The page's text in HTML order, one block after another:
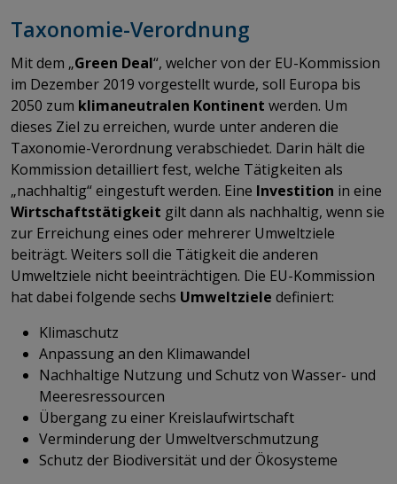
Taxonomie-Verordnung
Mit dem „Green Deal“, welcher von der EU-Kommission
im Dezember 2019 vorgestellt wurde, soll Europa bis
2050 zum klimaneutralen Kontinent werden. Um
dieses Ziel zu erreichen, wurde unter anderen die
Taxonomie-Verordnung verabschiedet. Darin hält die
Kommission detailliert fest, welche Tätigkeiten als
„nachhaltig“ eingestuft werden. Eine Investition in eine
Wirtschaftstätigkeit gilt dann als nachhaltig, wenn sie
zur Erreichung eines oder mehrerer Umweltziele
beiträgt. Weiters soll die Tätigkeit die anderen
Umweltziele nicht beeinträchtigen. Die EU-Kommission
hat dabei folgende sechs Umweltziele definiert:
Klimaschutz
Anpassung an den Klimawandel
Nachhaltige Nutzung und Schutz von Wasser- und
Meeresressourcen
Übergang zu einer Kreislaufwirtschaft
Verminderung der Umweltverschmutzung
Schutz der Biodiversität und der Ökosysteme